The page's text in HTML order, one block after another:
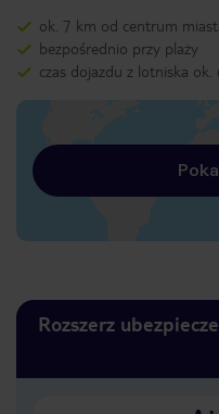
ok. 7 km od centrum
bezpośrednio przy plaży
czas dojazdu z lotniska ok.
Rozszerz